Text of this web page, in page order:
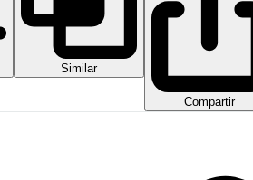
Similar
Compartir